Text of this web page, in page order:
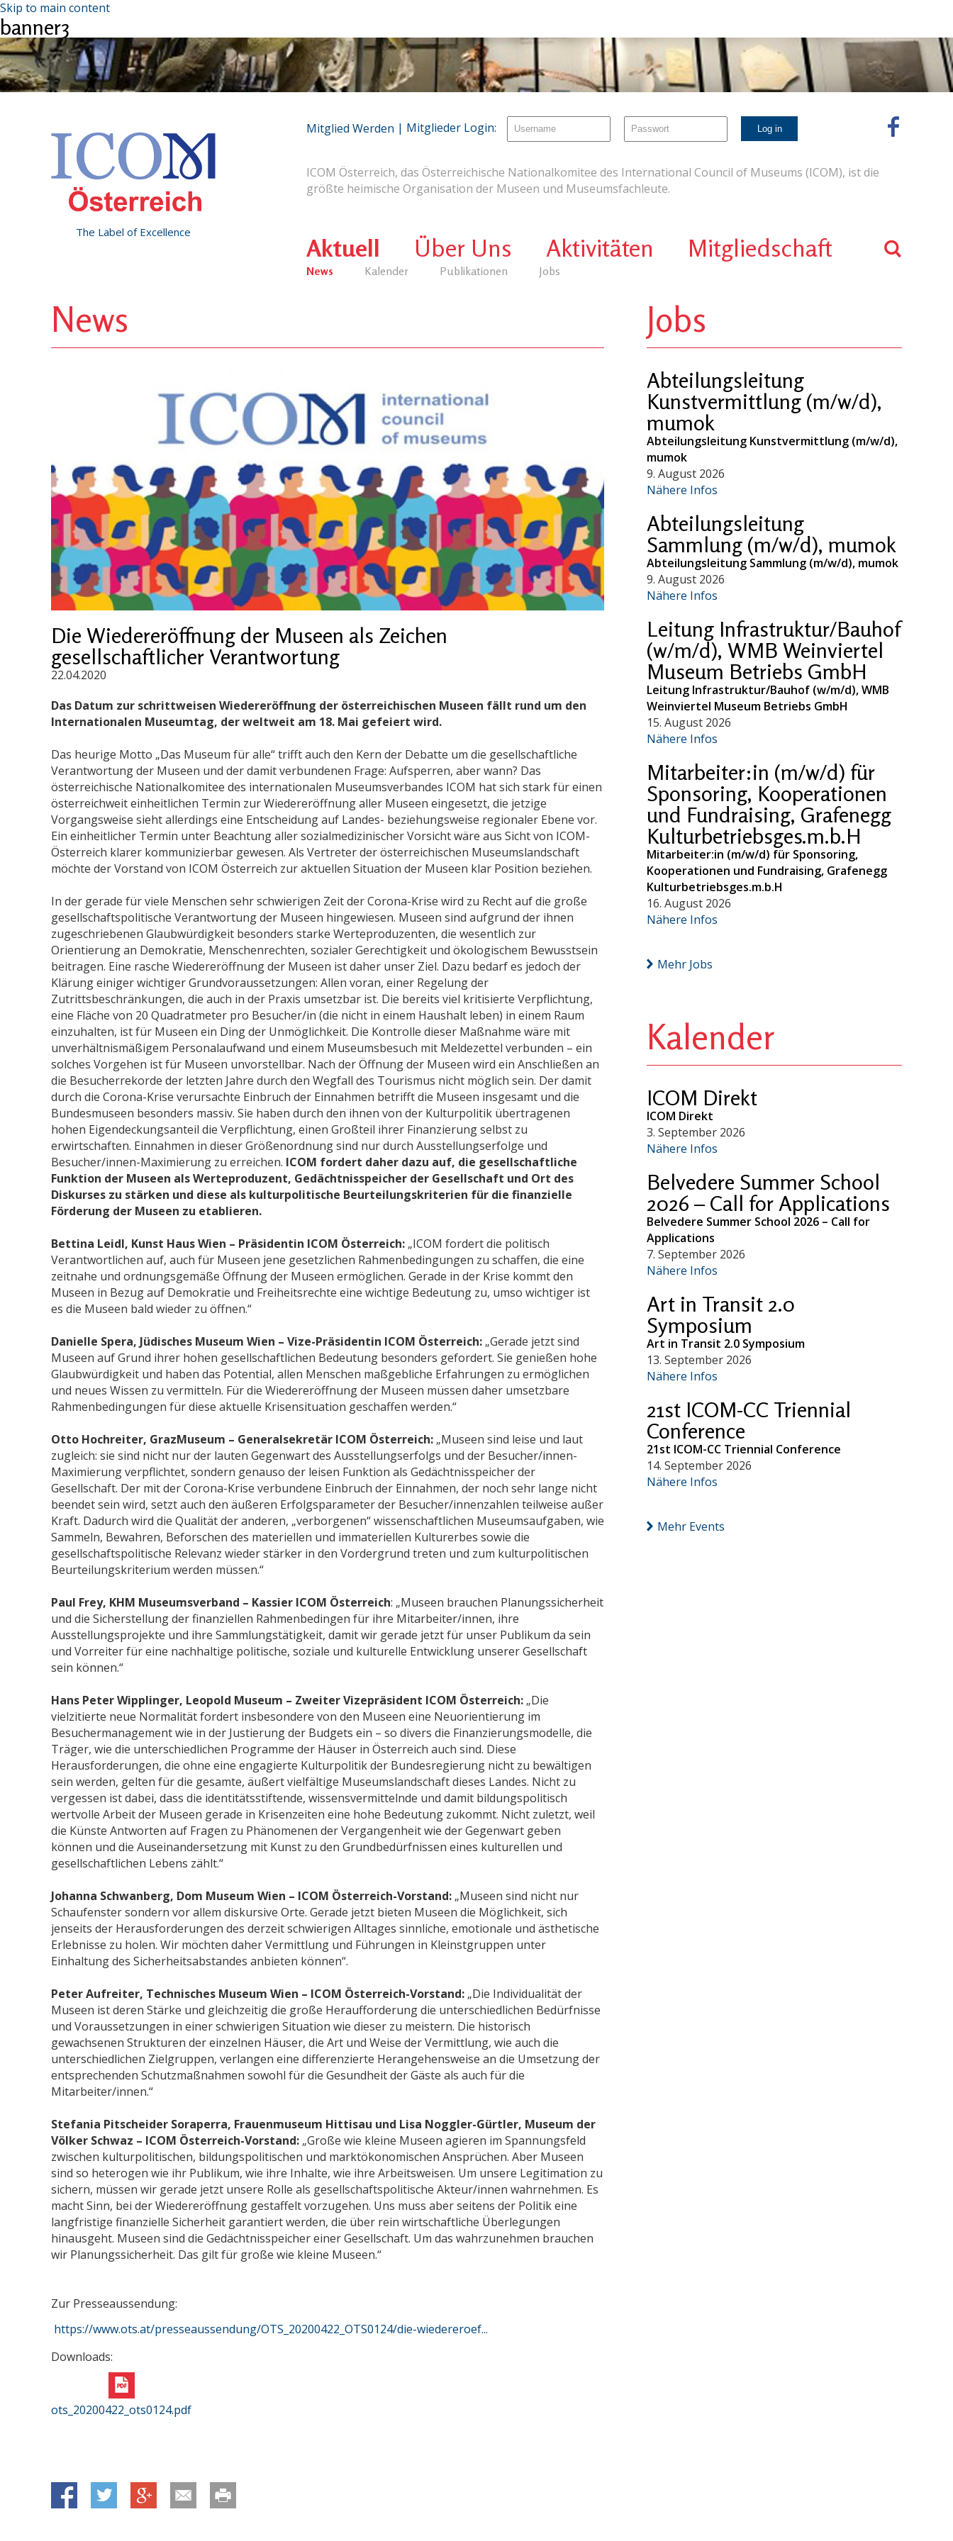
Skip to main content
banner3
The Label of Excellence
ICOM Österreich, das Österreichische Nationalkomitee des International Council of Museums (ICOM), ist die
größte heimische Organisation der Museen und Museumsfachleute.
Aktuell
News Kalender Publikationen Jobs
Über Uns Aktivitäten Mitgliedschaft
Mitglied Werden | Mitglieder Login:
News
Die Wiedereröffnung der Museen als Zeichen
gesellschaftlicher Verantwortung
22.04.2020
Das Datum zur schrittweisen Wiedereröffnung der österreichischen Museen fällt rund um den
Internationalen Museumtag, der weltweit am 18. Mai gefeiert wird.
Das heurige Motto „Das Museum für alle“ trifft auch den Kern der Debatte um die gesellschaftliche
Verantwortung der Museen und der damit verbundenen Frage: Aufsperren, aber wann? Das
österreichische Nationalkomitee des internationalen Museumsverbandes ICOM hat sich stark für einen
österreichweit einheitlichen Termin zur Wiedereröffnung aller Museen eingesetzt, die jetzige
Vorgangsweise sieht allerdings eine Entscheidung auf Landes- beziehungsweise regionaler Ebene vor.
Ein einheitlicher Termin unter Beachtung aller sozialmedizinischer Vorsicht wäre aus Sicht von ICOM-
Österreich klarer kommunizierbar gewesen. Als Vertreter der österreichischen Museumslandschaft
möchte der Vorstand von ICOM Österreich zur aktuellen Situation der Museen klar Position beziehen.
In der gerade für viele Menschen sehr schwierigen Zeit der Corona-Krise wird zu Recht auf die große
gesellschaftspolitische Verantwortung der Museen hingewiesen. Museen sind aufgrund der ihnen
zugeschriebenen Glaubwürdigkeit besonders starke Werteproduzenten, die wesentlich zur
Orientierung an Demokratie, Menschenrechten, sozialer Gerechtigkeit und ökologischem Bewusstsein
beitragen. Eine rasche Wiedereröffnung der Museen ist daher unser Ziel. Dazu bedarf es jedoch der
Klärung einiger wichtiger Grundvoraussetzungen: Allen voran, einer Regelung der
Zutrittsbeschränkungen, die auch in der Praxis umsetzbar ist. Die bereits viel kritisierte Verpflichtung,
eine Fläche von 20 Quadratmeter pro Besucher/in (die nicht in einem Haushalt leben) in einem Raum
einzuhalten, ist für Museen ein Ding der Unmöglichkeit. Die Kontrolle dieser Maßnahme wäre mit
unverhältnismäßigem Personalaufwand und einem Museumsbesuch mit Meldezettel verbunden – ein
solches Vorgehen ist für Museen unvorstellbar. Nach der Öffnung der Museen wird ein Anschließen an
die Besucherrekorde der letzten Jahre durch den Wegfall des Tourismus nicht möglich sein. Der damit
durch die Corona-Krise verursachte Einbruch der Einnahmen betrifft die Museen insgesamt und die
Bundesmuseen besonders massiv. Sie haben durch den ihnen von der Kulturpolitik übertragenen
hohen Eigendeckungsanteil die Verpflichtung, einen Großteil ihrer Finanzierung selbst zu
erwirtschaften. Einnahmen in dieser Größenordnung sind nur durch Ausstellungserfolge und
Besucher/innen-Maximierung zu erreichen. ICOM fordert daher dazu auf, die gesellschaftliche
Funktion der Museen als Werteproduzent, Gedächtnisspeicher der Gesellschaft und Ort des
Diskurses zu stärken und diese als kulturpolitische Beurteilungskriterien für die finanzielle
Förderung der Museen zu etablieren.
Bettina Leidl, Kunst Haus Wien – Präsidentin ICOM Österreich: „ICOM fordert die politisch
Verantwortlichen auf, auch für Museen jene gesetzlichen Rahmenbedingungen zu schaffen, die eine
zeitnahe und ordnungsgemäße Öffnung der Museen ermöglichen. Gerade in der Krise kommt den
Museen in Bezug auf Demokratie und Freiheitsrechte eine wichtige Bedeutung zu, umso wichtiger ist
es die Museen bald wieder zu öffnen.“
Danielle Spera, Jüdisches Museum Wien – Vize-Präsidentin ICOM Österreich: „Gerade jetzt sind
Museen auf Grund ihrer hohen gesellschaftlichen Bedeutung besonders gefordert. Sie genießen hohe
Glaubwürdigkeit und haben das Potential, allen Menschen maßgebliche Erfahrungen zu ermöglichen
und neues Wissen zu vermitteln. Für die Wiedereröffnung der Museen müssen daher umsetzbare
Rahmenbedingungen für diese aktuelle Krisensituation geschaffen werden.“
Otto Hochreiter, GrazMuseum – Generalsekretär ICOM Österreich: „Museen sind leise und laut
zugleich: sie sind nicht nur der lauten Gegenwart des Ausstellungserfolgs und der Besucher/innen-
Maximierung verpflichtet, sondern genauso der leisen Funktion als Gedächtnisspeicher der
Gesellschaft. Der mit der Corona-Krise verbundene Einbruch der Einnahmen, der noch sehr lange nicht
beendet sein wird, setzt auch den äußeren Erfolgsparameter der Besucher/innenzahlen teilweise außer
Kraft. Dadurch wird die Qualität der anderen, „verborgenen“ wissenschaftlichen Museumsaufgaben, wie
Sammeln, Bewahren, Beforschen des materiellen und immateriellen Kulturerbes sowie die
gesellschaftspolitische Relevanz wieder stärker in den Vordergrund treten und zum kulturpolitischen
Beurteilungskriterium werden müssen.“
Paul Frey, KHM Museumsverband – Kassier ICOM Österreich: „Museen brauchen Planungssicherheit
und die Sicherstellung der finanziellen Rahmenbedingen für ihre Mitarbeiter/innen, ihre
Ausstellungsprojekte und ihre Sammlungstätigkeit, damit wir gerade jetzt für unser Publikum da sein
und Vorreiter für eine nachhaltige politische, soziale und kulturelle Entwicklung unserer Gesellschaft
sein können.“
Hans Peter Wipplinger, Leopold Museum – Zweiter Vizepräsident ICOM Österreich: „Die
vielzitierte neue Normalität fordert insbesondere von den Museen eine Neuorientierung im
Besuchermanagement wie in der Justierung der Budgets ein – so divers die Finanzierungsmodelle, die
Träger, wie die unterschiedlichen Programme der Häuser in Österreich auch sind. Diese
Herausforderungen, die ohne eine engagierte Kulturpolitik der Bundesregierung nicht zu bewältigen
sein werden, gelten für die gesamte, äußert vielfältige Museumslandschaft dieses Landes. Nicht zu
vergessen ist dabei, dass die identitätsstiftende, wissensvermittelnde und damit bildungspolitisch
wertvolle Arbeit der Museen gerade in Krisenzeiten eine hohe Bedeutung zukommt. Nicht zuletzt, weil
die Künste Antworten auf Fragen zu Phänomenen der Vergangenheit wie der Gegenwart geben
können und die Auseinandersetzung mit Kunst zu den Grundbedürfnissen eines kulturellen und
gesellschaftlichen Lebens zählt.“
Johanna Schwanberg, Dom Museum Wien – ICOM Österreich-Vorstand: „Museen sind nicht nur
Schaufenster sondern vor allem diskursive Orte. Gerade jetzt bieten Museen die Möglichkeit, sich
jenseits der Herausforderungen des derzeit schwierigen Alltages sinnliche, emotionale und ästhetische
Erlebnisse zu holen. Wir möchten daher Vermittlung und Führungen in Kleinstgruppen unter
Einhaltung des Sicherheitsabstandes anbieten können“.
Peter Aufreiter, Technisches Museum Wien – ICOM Österreich-Vorstand: „Die Individualität der
Museen ist deren Stärke und gleichzeitig die große Heraufforderung die unterschiedlichen Bedürfnisse
und Voraussetzungen in einer schwierigen Situation wie dieser zu meistern. Die historisch
gewachsenen Strukturen der einzelnen Häuser, die Art und Weise der Vermittlung, wie auch die
unterschiedlichen Zielgruppen, verlangen eine differenzierte Herangehensweise an die Umsetzung der
entsprechenden Schutzmaßnahmen sowohl für die Gesundheit der Gäste als auch für die
Mitarbeiter/innen.“
Stefania Pitscheider Soraperra, Frauenmuseum Hittisau und Lisa Noggler-Gürtler, Museum der
Völker Schwaz – ICOM Österreich-Vorstand: „Große wie kleine Museen agieren im Spannungsfeld
zwischen kulturpolitischen, bildungspolitischen und marktökonomischen Ansprüchen. Aber Museen
sind so heterogen wie ihr Publikum, wie ihre Inhalte, wie ihre Arbeitsweisen. Um unsere Legitimation zu
sichern, müssen wir gerade jetzt unsere Rolle als gesellschaftspolitische Akteur/innen wahrnehmen. Es
macht Sinn, bei der Wiedereröffnung gestaffelt vorzugehen. Uns muss aber seitens der Politik eine
langfristige finanzielle Sicherheit garantiert werden, die über rein wirtschaftliche Überlegungen
hinausgeht. Museen sind die Gedächtnisspeicher einer Gesellschaft. Um das wahrzunehmen brauchen
wir Planungssicherheit. Das gilt für große wie kleine Museen.“
Zur Presseaussendung:
https://www.ots.at/presseaussendung/OTS_20200422_OTS0124/die-wiedereroef...
Downloads:
ots_20200422_ots0124.pdf
Jobs
Abteilungsleitung
Kunstvermittlung (m/w/d),
mumok
Abteilungsleitung Kunstvermittlung (m/w/d),
mumok
9. August 2026
Nähere Infos
Abteilungsleitung
Sammlung (m/w/d), mumok
Abteilungsleitung Sammlung (m/w/d), mumok
9. August 2026
Nähere Infos
Leitung Infrastruktur/Bauhof
(w/m/d), WMB Weinviertel
Museum Betriebs GmbH
Leitung Infrastruktur/Bauhof (w/m/d), WMB
Weinviertel Museum Betriebs GmbH
15. August 2026
Nähere Infos
Mitarbeiter:in (m/w/d) für
Sponsoring, Kooperationen
und Fundraising, Grafenegg
Kulturbetriebsges.m.b.H
Mitarbeiter:in (m/w/d) für Sponsoring,
Kooperationen und Fundraising, Grafenegg
Kulturbetriebsges.m.b.H
16. August 2026
Nähere Infos
Mehr Jobs
Kalender
ICOM Direkt
ICOM Direkt
3. September 2026
Nähere Infos
Belvedere Summer School
2026 – Call for Applications
Belvedere Summer School 2026 – Call for
Applications
7. September 2026
Nähere Infos
Art in Transit 2.0
Symposium
Art in Transit 2.0 Symposium
13. September 2026
Nähere Infos
21st ICOM-CC Triennial
Conference
21st ICOM-CC Triennial Conference
14. September 2026
Nähere Infos
Mehr Events